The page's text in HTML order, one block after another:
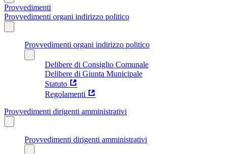
Provvedimenti
Provvedimenti organi indirizzo politico
Provvedimenti organi indirizzo politico
Delibere di Consiglio Comunale
Delibere di Giunta Municipale
Statuto
Regolamenti
Provvedimenti dirigenti amministrativi
Provvedimenti dirigenti amministrativi